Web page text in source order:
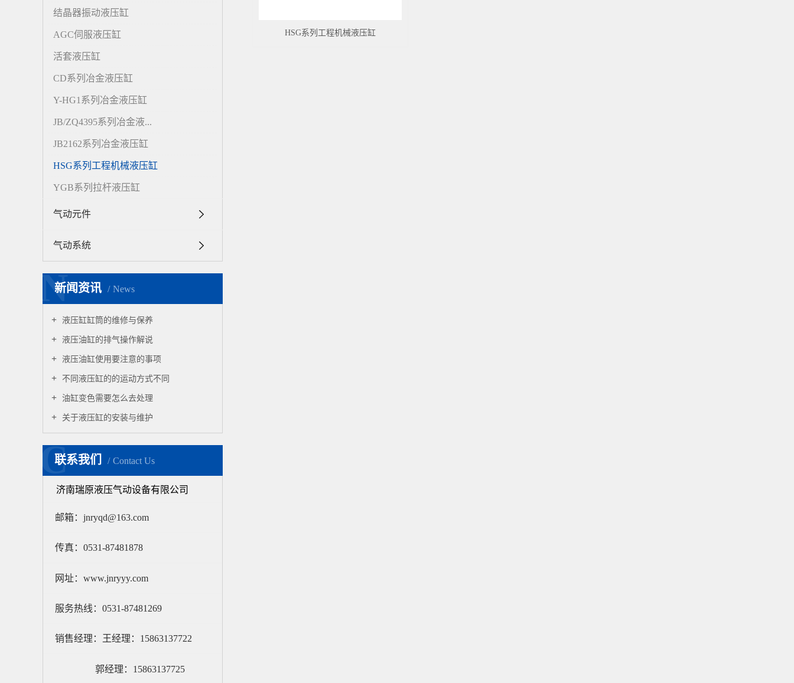
结晶器振动液压缸
AGC伺服液压缸
活套液压缸
CD系列冶金液压缸
Y-HG1系列冶金液压缸
JB/ZQ4395系列冶金液...
JB2162系列冶金液压缸
HSG系列工程机械液压缸
YGB系列拉杆液压缸
气动元件
气动系统
新闻资讯 News
N
液压缸缸筒的维修与保养
液压油缸的排气操作解说
液压油缸使用要注意的事项
不同液压缸的的运动方式不同
油缸变色需要怎么去处理
关于液压缸的安装与维护
联系我们 Contact Us
C
济南瑞原液压气动设备有限公司
邮箱：jnryqd@163.com
传真：0531-87481878
网址：www.jnryyy.com
服务热线：0531-87481269
销售经理：王经理：15863137722
郭经理：15863137725
HSG系列工程机械液压缸